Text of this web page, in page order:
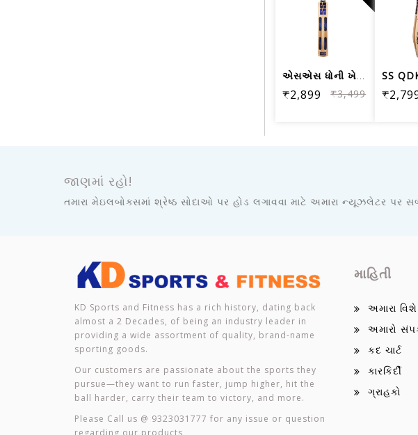
એસએસ ધોની ખેલાડીઓ જમ્બો કાશ્મીર વિલો ...
₹2,899 ₹3,499
જાણમાં રહો!
તમારા મેઇલબોક્સમાં શ્રેષ્ઠ સોદાઓ પર હોડ લગાવવા માટે અમારા ન્યૂઝલેટર પર
KD Sports and Fitness has a rich history, dating back
almost a 2 Decades, of being an industry leader in
providing a wide assortment of quality, brand-name
sporting goods.
Our customers are passionate about the sports they
pursue—they want to run faster, jump higher, hit the
ball harder, carry their team to victory, and more.
Please Call us @ 9323031777 for any issue or question
માહિતી
અમારા વિશે
અમારો
કદ ચાર્ટ
કારકિર્દી
ગ્રાહકો